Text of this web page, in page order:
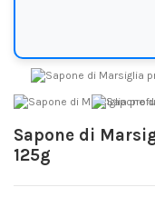
Sapone di
125g